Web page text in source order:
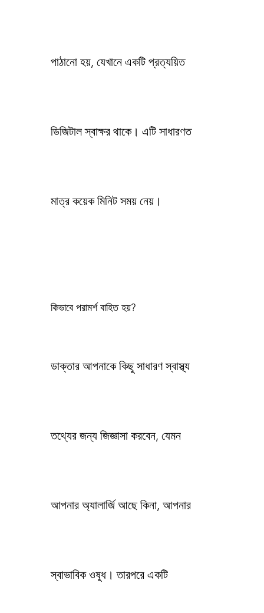
পাঠানো হয়, যেখানে একটি প্রত্যয়িত
ডিজিটাল স্বাক্ষর থাকে। এটি সাধারণত
মাত্র কয়েক মিনিট সময় নেয়।
কিভাবে পরামর্শ বাহিত হয়?
ডাক্তার আপনাকে কিছু সাধারণ স্বাস্থ্য
তথ্যের জন্য জিজ্ঞাসা করবেন, যেমন
আপনার অ্যালার্জি আছে কিনা, আপনার
স্বাভাবিক ওষুধ। তারপরে একটি